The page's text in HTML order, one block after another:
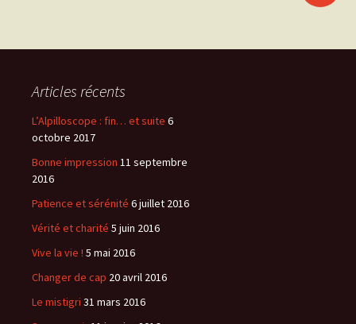
articles
Articles récents
L’Alpilloscope : fin… et suite 6
octobre 2017
Bonne impression 11 septembre
2016
Patience et sérénité 6 juillet 2016
Vérité et charité 5 juin 2016
Vive la vie ! 5 mai 2016
Changer de cap 20 avril 2016
Le mistigri 31 mars 2016